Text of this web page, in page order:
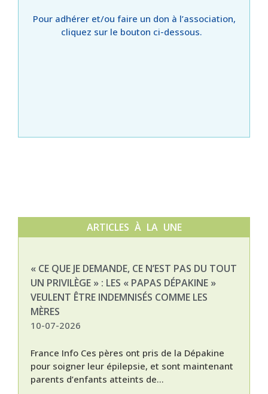
Pour adhérer et/ou faire un don à l’association,
cliquez sur le bouton ci-dessous.
ARTICLES À LA UNE
« CE QUE JE DEMANDE, CE N’EST PAS DU TOUT
UN PRIVILÈGE » : LES « PAPAS DÉPAKINE »
VEULENT ÊTRE INDEMNISÉS COMME LES
MÈRES
10-07-2026
France Info Ces pères ont pris de la Dépakine
pour soigner leur épilepsie, et sont maintenant
parents d’enfants atteints de...